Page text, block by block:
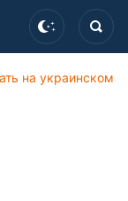
на украинском